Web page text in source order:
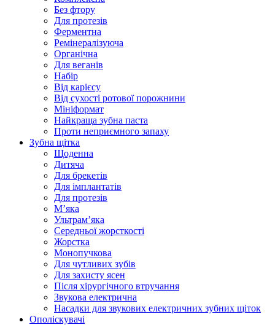
Без фтору
Для протезів
Ферментна
Ремінералізуюча
Органічна
Для веганів
Набір
Від карієсу
Від сухості ротової порожнини
Мініформат
Найкраща зубна паста
Проти неприємного запаху
Зубна щітка
Щоденна
Дитяча
Для брекетів
Для імплантатів
Для протезів
Мʼяка
Ультрамʼяка
Середньої жорсткості
Жорстка
Монопучкова
Для чутливих зубів
Для захисту ясен
Після хірургічного втручання
Звукова електрична
Насадки для звукових електричних зубних щіток
Ополіскувачі